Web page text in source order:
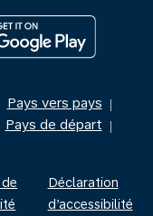
Pays vers pays |
Pays de départ |
Déclaration
d’accessibilité